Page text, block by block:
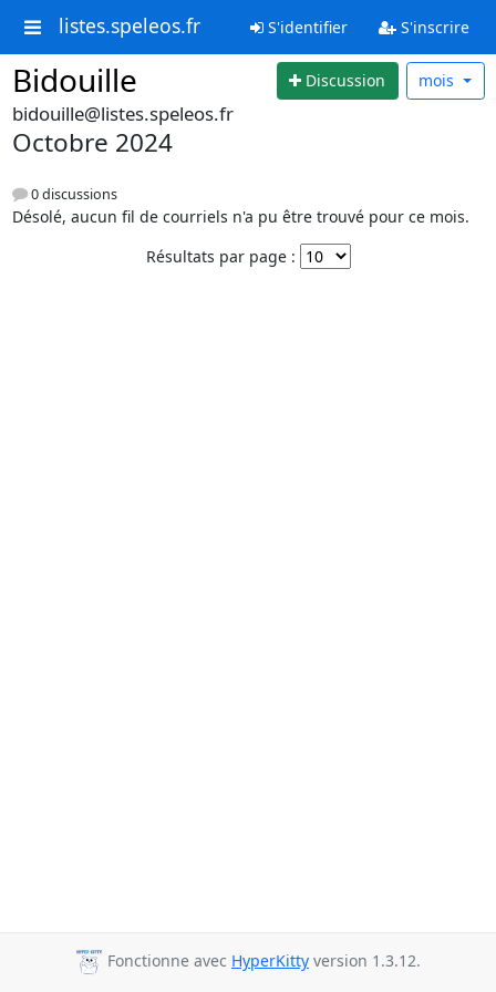
listes.speleos.fr S'identifier S'inscrire
Bidouille Discussion mois
bidouille@listes.speleos.fr
Octobre 2024
0 discussions
Désolé, aucun fil de courriels n'a pu être trouvé pour ce mois.
Résultats par page :
Fonctionne avec HyperKitty version 1.3.12.